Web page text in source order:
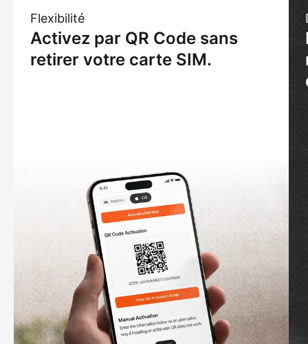
Flexibilité
Activez par QR Code sans
retirer votre carte SIM.